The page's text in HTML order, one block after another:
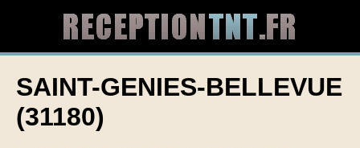
SAINT-GENIES-BELLEVUE
(31180)